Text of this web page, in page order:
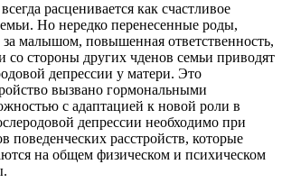
расценивается как счастливое
Но нередко перенесенные роды,
за малышом, повышенная ответственность,
со стороны других чденов семьи приводят
депрессии у матери. Это
вызвано гормональными
с адаптацией к новой роли в
депрессии необходимо при
поведенческих расстройств, которые
на общем физическом и психическом